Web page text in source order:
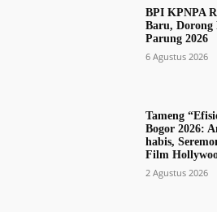
BPI KPNPA
Baru, Dorong
Parung 2026
6 Agustus 2026
Tameng
Bogor 2026:
habis,
Film
2 Agustus 2026